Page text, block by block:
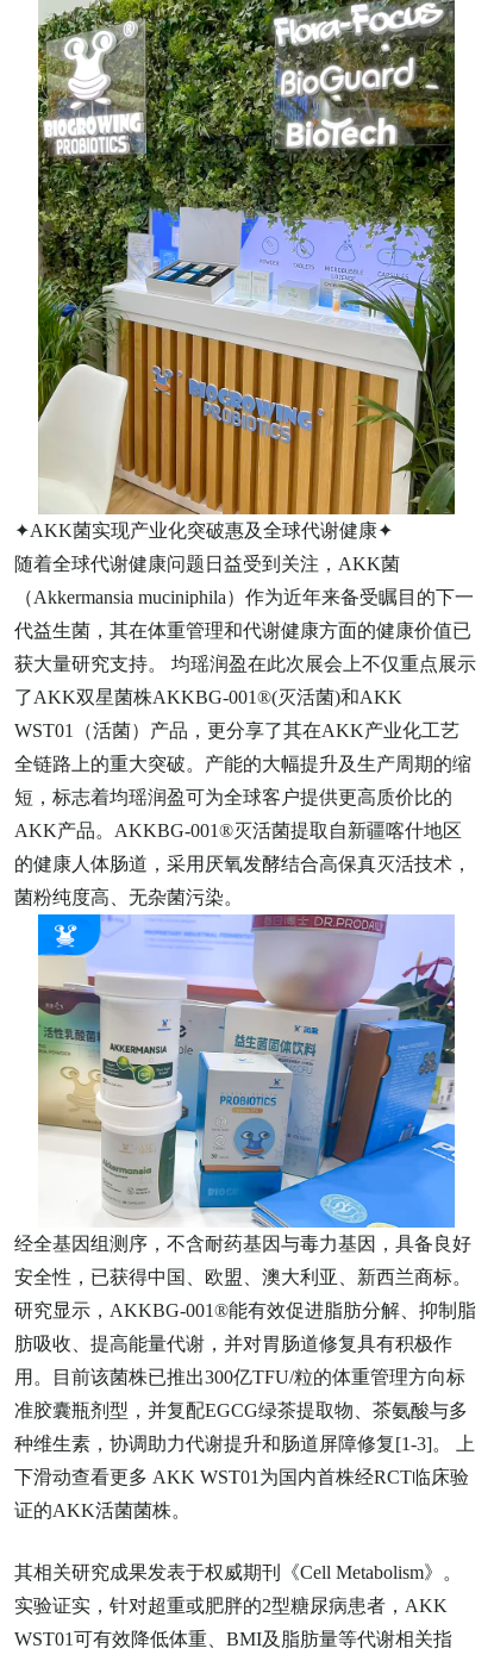
✦AKK菌实现产业化突破惠及全球代谢健康✦
随着全球代谢健康问题日益受到关注，AKK菌
（Akkermansia muciniphila）作为近年来备受瞩目的下一
代益生菌，其在体重管理和代谢健康方面的健康价值已
获大量研究支持。 均瑶润盈在此次展会上不仅重点展示
了AKK双星菌株AKKBG-001®(灭活菌)和AKK
WST01（活菌）产品，更分享了其在AKK产业化工艺
全链路上的重大突破。产能的大幅提升及生产周期的缩
短，标志着均瑶润盈可为全球客户提供更高质价比的
AKK产品。AKKBG-001®灭活菌提取自新疆喀什地区
的健康人体肠道，采用厌氧发酵结合高保真灭活技术，
菌粉纯度高、无杂菌污染。
经全基因组测序，不含耐药基因与毒力基因，具备良好
安全性，已获得中国、欧盟、澳大利亚、新西兰商标。
研究显示，AKKBG-001®能有效促进脂肪分解、抑制脂
肪吸收、提高能量代谢，并对胃肠道修复具有积极作
用。目前该菌株已推出300亿TFU/粒的体重管理方向标
准胶囊瓶剂型，并复配EGCG绿茶提取物、茶氨酸与多
种维生素，协调助力代谢提升和肠道屏障修复[1-3]。 上
下滑动查看更多 AKK WST01为国内首株经RCT临床验
证的AKK活菌菌株。
其相关研究成果发表于权威期刊《Cell Metabolism》。
实验证实，针对超重或肥胖的2型糖尿病患者，AKK
WST01可有效降低体重、BMI及脂肪量等代谢相关指